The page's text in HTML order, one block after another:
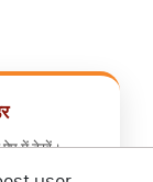
ऐप में देखें।